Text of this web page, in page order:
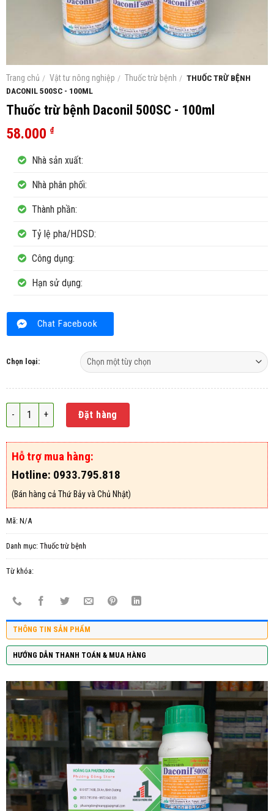
Trang chủ / Vật tư nông nghiệp / Thuốc trừ bệnh / THUỐC TRỪ BỆNH
DACONIL 500SC - 100ML
Thuốc trừ bệnh Daconil 500SC - 100ml
58.000 ₫
Nhà sản xuất:
Nhà phân phối:
Thành phần:
Tỷ lệ pha/HDSD:
Công dụng:
Hạn sử dụng:
Chat Facebook
Chọn loại:
Thuốc trừ bệnh Daconil 500SC - 100ml số lượng
Đặt hàng
Hỗ trợ mua hàng:
Hotline: 0933.795.818
(Bán hàng cả Thứ Bảy và Chủ Nhật)
Mã: N/A
Danh mục: Thuốc trừ bệnh
Từ khóa:
THÔNG TIN SẢN PHẨM
HƯỚNG DẪN THANH TOÁN & MUA HÀNG